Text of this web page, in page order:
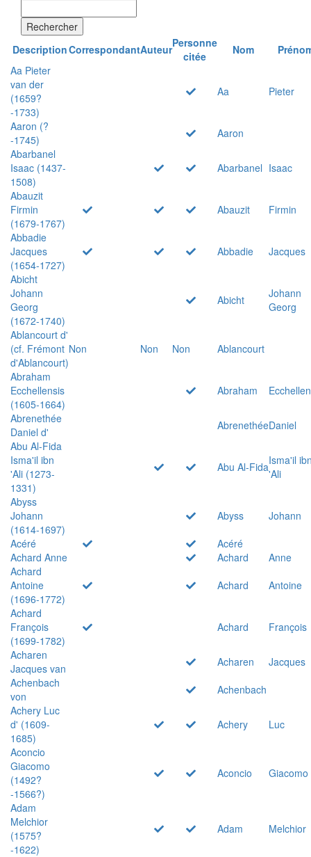
Rechercher
DescriptionCorrespondantAuteurPersonne
citée
Nom
Aa Pieter
van der
(1659?
-1733)
Aa Pieter
Aaron (?
-1745)
Aaron
Abarbanel
Isaac (1437-
1508)
Abarbanel Isaac
Abauzit
Firmin
(1679-1767)
Abauzit
Firmin
Abbadie
Jacques
(1654-1727)
Abbadie
Jacques
Abicht
Johann
Georg
(1672-1740)
Abicht
Johann
Georg
Ablancourt d'
(cf. Frémont
d'Ablancourt)
Non Non Non
Ablancourt
Abraham
Ecchellensis
(1605-1664)
Abraham
Abrenethée
Daniel d'
AbrenethéeDaniel
Abu Al-Fida
Isma'il ibn
'Ali (1273-
1331)
Abu Al-FidaIsma'il
'Ali
Abyss
Johann
(1614-1697)
Abyss
Johann
Acéré
Acéré
Achard Anne
Achard
Anne
Achard
Antoine
(1696-1772)
Achard
Antoine
Achard
François
(1699-1782)
Achard
François
Acharen
Jacques van
Acharen
Jacques
Achenbach
von
Achenbach
Achery Luc
d' (1609-
1685)
Achery
Luc
Aconcio
Giacomo
(1492?
-1566?)
Aconcio Giacomo
Adam
Melchior
(1575?
-1622)
Adam Melchior